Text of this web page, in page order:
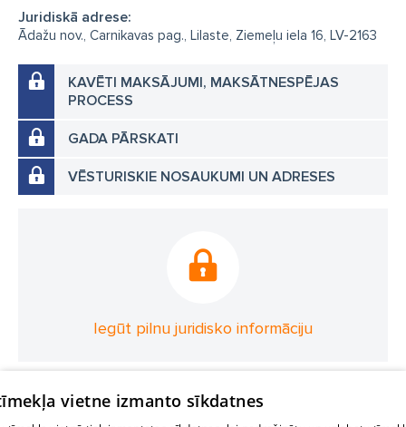
Juridiskā adrese:
Ādažu nov., Carnikavas pag., Lilaste, Ziemeļu iela 16, LV-2163
KAVĒTI MAKSĀJUMI, MAKSĀTNESPĒJAS
PROCESS
GADA PĀRSKATI
VĒSTURISKIE NOSAUKUMI UN ADRESES
Iegūt pilnu juridisko informāciju
vietne izmanto sīkdatnes